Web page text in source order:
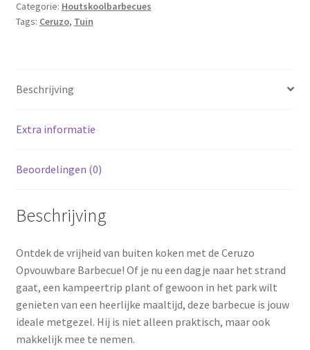
-
voor
park
Categorie: Houtskoolbarbecues
Tags: Ceruzo, Tuin
Beschrijving
Extra informatie
Beoordelingen (0)
Beschrijving
Ontdek de vrijheid van buiten koken met de Ceruzo
Opvouwbare Barbecue! Of je nu een dagje naar het strand
gaat, een kampeertrip plant of gewoon in het park wilt
genieten van een heerlijke maaltijd, deze barbecue is jouw
ideale metgezel. Hij is niet alleen praktisch, maar ook
makkelijk mee te nemen.